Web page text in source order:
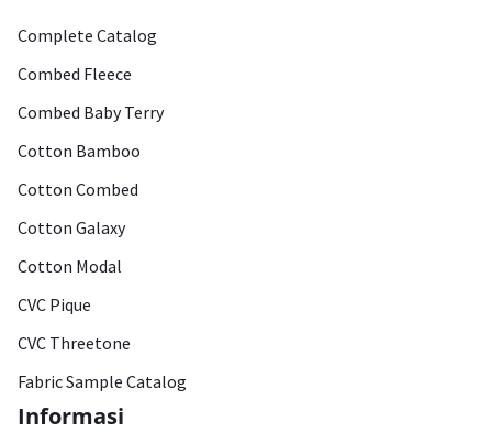
Complete Catalog
Combed Fleece
Combed Baby Terry
Cotton Bamboo
Cotton Combed
Cotton Galaxy
Cotton Modal
CVC Pique
CVC Threetone
Fabric Sample Catalog
Informasi